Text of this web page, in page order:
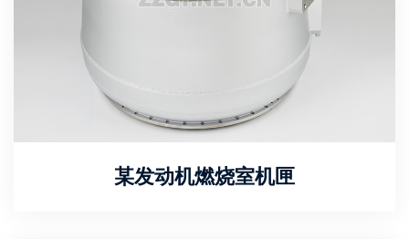
某发动机燃烧室机匣